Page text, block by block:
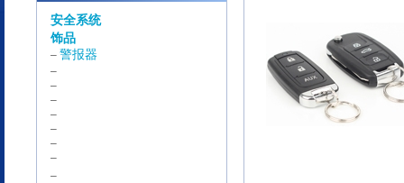
安全系统
饰品
– 警报器
–
–
–
–
–
–
–
–